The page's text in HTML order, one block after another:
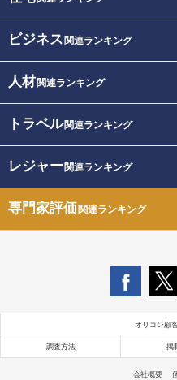
ビジネス 関連ランキング
人材関連ランキング
トラベル関連ランキング
レジャー関連ランキング
専門家評価関連ランキング
オリコン顧
調査方法 掲
会社概要